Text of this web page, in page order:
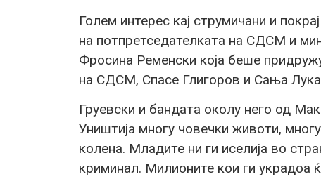
Голем интерес кај струмичани и
на потпретседателката на СДСМ и
Фросина Ременски која беше
на СДСМ, Спасе Глигоров и Сања
Груевски и бандата околу него од
Уништија многу човечки животи,
колена. Младите ни ги иселија во
криминал. Милионите кои ги украдоа